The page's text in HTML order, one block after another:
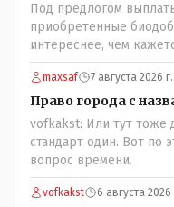
Под предлогом
приобретенные
интереснее, чем
maxsaf 7 августа 2026
Право города с
vofkakst: Или тут тоже
стандарт один. Вот по
вопрос времени.
vofkakst 6 августа 2026